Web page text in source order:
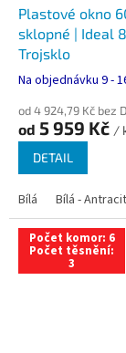
Plastové okno
sklopné | Ideal
Trojsklo
Na objednávku 9 -
od 4 924,79 Kč bez
od 5 959 Kč /
DETAIL
Bílá Bílá - Antracit
Počet komor: 6
Počet těsnění:
3